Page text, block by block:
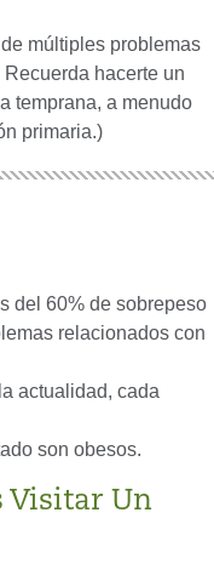
múltiples problemas
hacerte un
temprana, a menudo
primaria.)
del 60% de sobrepeso
relacionados con
actualidad, cada
son obesos.
Visitar Un